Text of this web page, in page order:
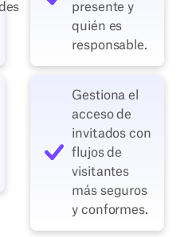
presente y
quién es
responsable.
Gestiona el
acceso de
invitados con
flujos de
visitantes
más seguros
y conformes.